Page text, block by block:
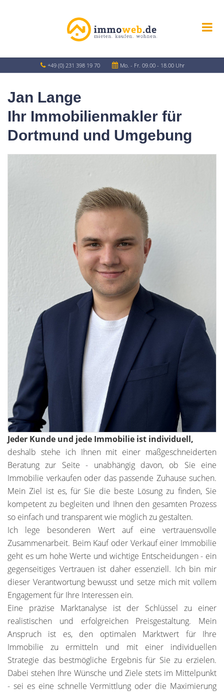
+49 (0) 231 398 19 70 Mo. - Fr. 09.00 - 18.00 Uhr
Jan Lange
Ihr Immobilienmakler für
Dortmund und Umgebung
Jeder Kunde und jede Immobilie ist individuell,
deshalb stehe ich Ihnen mit einer maßgeschneiderten
Beratung zur Seite - unabhängig davon, ob Sie eine
Immobilie verkaufen oder das passende Zuhause suchen.
Mein Ziel ist es, für Sie die beste Lösung zu finden, Sie
kompetent zu begleiten und Ihnen den gesamten Prozess
so einfach und transparent wie möglich zu gestalten.
Ich lege besonderen Wert auf eine vertrauensvolle
Zusammenarbeit. Beim Kauf oder Verkauf einer Immobilie
geht es um hohe Werte und wichtige Entscheidungen - ein
gegenseitiges Vertrauen ist daher essenziell. Ich bin mir
dieser Verantwortung bewusst und setze mich mit vollem
Engagement für Ihre Interessen ein.
Eine präzise Marktanalyse ist der Schlüssel zu einer
realistischen und erfolgreichen Preisgestaltung. Mein
Anspruch ist es, den optimalen Marktwert für Ihre
Immobilie zu ermitteln und mit einer individuellen
Strategie das bestmögliche Ergebnis für Sie zu erzielen.
Dabei stehen Ihre Wünsche und Ziele stets im Mittelpunkt
- sei es eine schnelle Vermittlung oder die Maximierung